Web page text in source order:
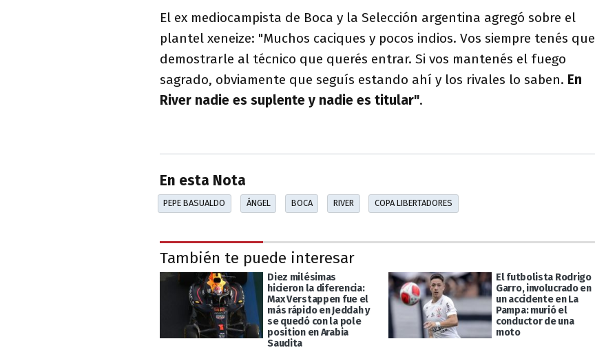
El ex mediocampista de Boca y la Selección argentina agregó sobre el
plantel xeneize: "Muchos caciques y pocos indios. Vos siempre tenés que
demostrarle al técnico que querés entrar. Si vos mantenés el fuego
sagrado, obviamente que seguís estando ahí y los rivales lo saben. En
River nadie es suplente y nadie es titular".
En esta Nota
PEPE BASUALDO ÁNGEL BOCA RIVER COPA LIBERTADORES
También te puede interesar
Diez milésimas
hicieron la diferencia:
Max Verstappen fue el
más rápido en Jeddah y
se quedó con la pole
position en Arabia
Saudita
El futbolista Rodrigo
Garro, involucrado en
un accidente en La
Pampa: murió el
conductor de una
moto